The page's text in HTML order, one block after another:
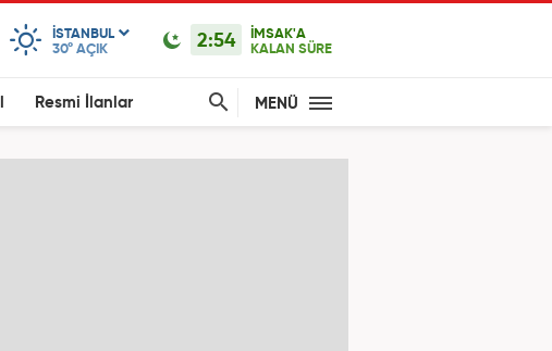
ISTANBUL
30° AÇIK 2:54
İMSAK'A
KALAN SÜRE
Resmi İlanlar MENÜ